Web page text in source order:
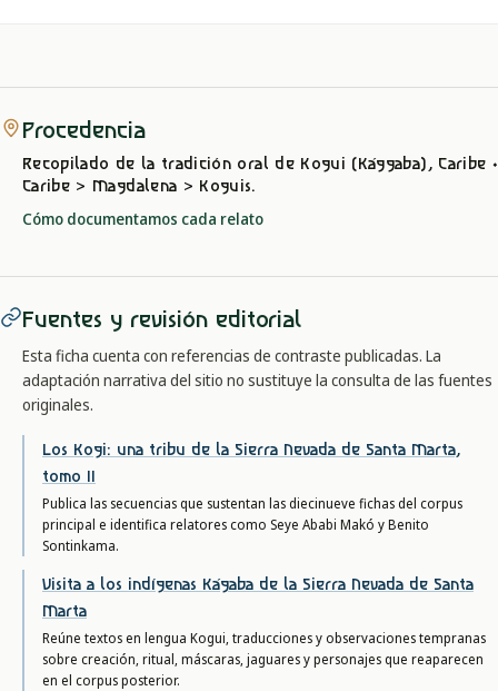
Procedencia
Recopilado de la tradición oral de Kogui (Kággaba), Caribe ·
Caribe > Magdalena > Koguis.
Cómo documentamos cada relato
Fuentes y revisión editorial
Esta ficha cuenta con referencias de contraste publicadas. La
adaptación narrativa del sitio no sustituye la consulta de las fuentes
originales.
Los Kogi: una tribu de la Sierra Nevada de Santa Marta,
tomo II
Publica las secuencias que sustentan las diecinueve fichas del corpus
principal e identifica relatores como Seye Ababi Makó y Benito
Sontinkama.
Visita a los indígenas Kágaba de la Sierra Nevada de Santa
Marta
Reúne textos en lengua Kogui, traducciones y observaciones tempranas
sobre creación, ritual, máscaras, jaguares y personajes que reaparecen
en el corpus posterior.